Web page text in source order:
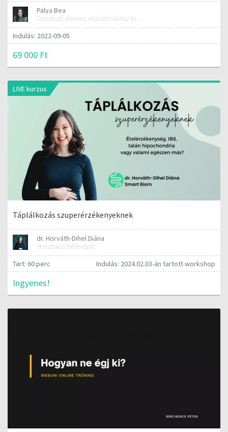
Palya Bea
Dalszerző, énekes, előadóművész és tréner
Indulás: 2022-09-05
69 000 Ft
LIVE kurzus
Táplálkozás szuperérzékenyeknek
dr. Horváth-Dihel Diána
Holisztikus bélterápia
Tart: 60 perc
Indulás: 2024.02.03-án tartott workshop
Ingyenes!